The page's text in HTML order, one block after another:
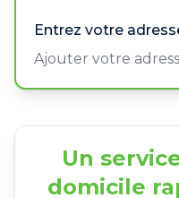
Entrez votre
Un
domicile